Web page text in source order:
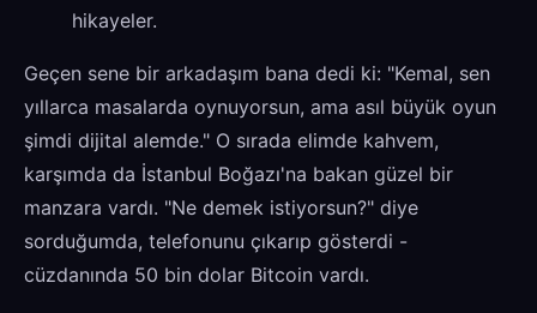
hikayeler.
Geçen sene bir arkadaşım bana dedi ki: "Kemal, sen
yıllarca masalarda oynuyorsun, ama asıl büyük oyun
şimdi dijital alemde." O sırada elimde kahvem,
karşımda da İstanbul Boğazı'na bakan güzel bir
manzara vardı. "Ne demek istiyorsun?" diye
sorduğumda, telefonunu çıkarıp gösterdi -
cüzdanında 50 bin dolar Bitcoin vardı.